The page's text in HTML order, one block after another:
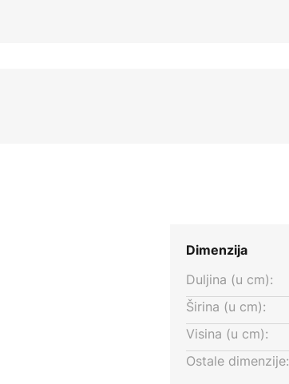
Dimenzija
Duljina (u cm):
Širina (u cm):
Visina (u cm):
Ostale dimenzije: